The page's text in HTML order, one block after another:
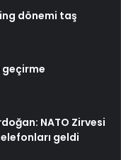
dönemi taş
NATO Zirvesi
geldi